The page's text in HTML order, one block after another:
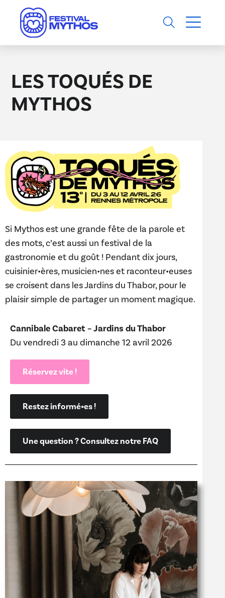
LES TOQUÉS DE
MYTHOS
Si Mythos est une grande fête de la parole et
des mots, c’est aussi un festival de la
gastronomie et du goût ! Pendant dix jours,
cuisinier•ères, musicien•nes et raconteur•euses
se croisent dans les Jardins du Thabor, pour le
plaisir simple de partager un moment magique.
Cannibale Cabaret – Jardins du Thabor
Du vendredi 3 au dimanche 12 avril 2026
Réservez vite !
Restez informé•es !
Une question ? Consultez notre FAQ